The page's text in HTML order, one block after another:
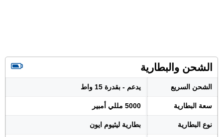
الشحن والبطارية
الشحن السريع يدعم - بقدرة 15 واط
سعة البطارية 5000 مللي أمبير
نوع البطارية بطارية ليثيوم ايون